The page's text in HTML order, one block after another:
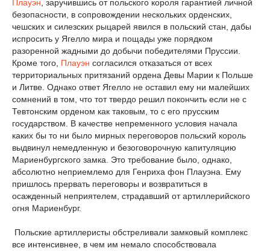
Плауэн , заручившись от польского короля гарантией личной
безопасности, в сопровождении нескольких орденских,
чешских и силезских рыцарей явился в польский стан, дабы
испросить у Ягелло мира и пощады уже порядком
разоренной жадными до добычи победителями Пруссии.
Кроме того, Плауэн согласился отказаться от всех
территориальных притязаний ордена Девы Марии к Польше
и Литве. Однако ответ Ягелло не оставил ему ни малейших
сомнений в том, что тот твердо решил покончить если не с
Тевтонским орденом как таковым, то с его прусским
государством. В качестве непременного условия начала
каких бы то ни было мирных переговоров польский король
выдвинул немедленную и безоговорочную капитуляцию
Мариенбургского замка. Это требование было, однако,
абсолютно неприемлемо для Генриха фон Плауэна. Ему
пришлось прервать переговоры и возвратиться в
осажденный неприятелем, страдавший от артиллерийского
огня Мариенбург.
Польские артиллеристы обстреливали замковый комплекс
все интенсивнее, в чем им немало способствовала